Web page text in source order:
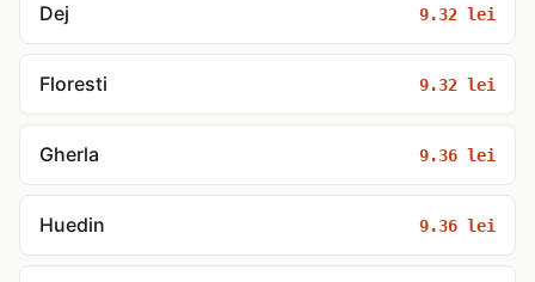
Dej 9.32 lei
Floresti 9.32 lei
Gherla 9.36 lei
Huedin 9.36 lei